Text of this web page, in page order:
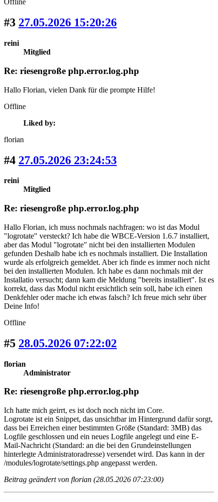
Offline
#3 27.05.2026 15:20:26
reini
Mitglied
Re: riesengroße php.error.log.php
Hallo Florian, vielen Dank für die prompte Hilfe!
Offline
Liked by:
florian
#4 27.05.2026 23:24:53
reini
Mitglied
Re: riesengroße php.error.log.php
Hallo Florian, ich muss nochmals nachfragen: wo ist das Modul
"logrotate" versteckt? Ich habe die WBCE-Version 1.6.7 installiert,
aber das Modul "logrotate" nicht bei den installierten Modulen
gefunden Deshalb habe ich es nochmals installiert. Die Installation
wurde als erfolgreich gemeldet. Aber ich finde es immer noch nicht
bei den installierten Modulen. Ich habe es dann nochmals mit der
Installatio versucht; dann kam die Meldung "bereits installiert". Ist es
korrekt, dass das Modul nicht ersichtlich sein soll, habe ich einen
Denkfehler oder mache ich etwas falsch? Ich freue mich sehr über
Deine Info!
Offline
#5 28.05.2026 07:22:02
florian
Administrator
Re: riesengroße php.error.log.php
Ich hatte mich geirrt, es ist doch noch nicht im Core.
Logrotate ist ein Snippet, das unsichtbar im Hintergrund dafür sorgt,
dass bei Erreichen einer bestimmten Größe (Standard: 3MB) das
Logfile geschlossen und ein neues Logfile angelegt und eine E-
Mail-Nachricht (Standard: an die bei den Grundeinstellungen
hinterlegte Administratoradresse) versendet wird. Das kann in der
/modules/logrotate/settings.php angepasst werden.
Beitrag geändert von florian (28.05.2026 07:23:00)